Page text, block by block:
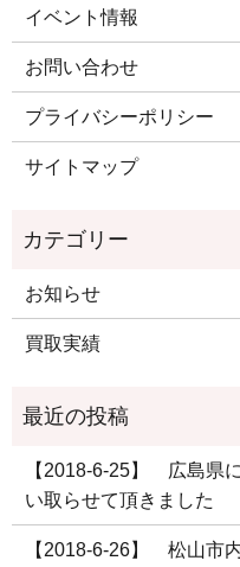
イベント情報
お問い合わせ
プライバシーポリシー
サイトマップ
お知らせ
買取実績
【2018-6-25】 広島
い取らせて頂きました
【2018-6-26】 松山